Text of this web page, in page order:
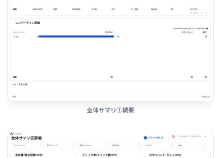
全体サマリ①概要